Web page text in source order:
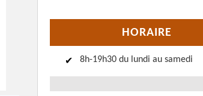
HORAIRE
8h-19h30 du lundi au samedi